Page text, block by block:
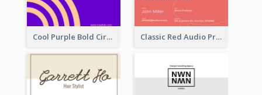
Cool Purple Bold Circular Personal Business Card Templates Classic Red Audio Practical Business Card Designs